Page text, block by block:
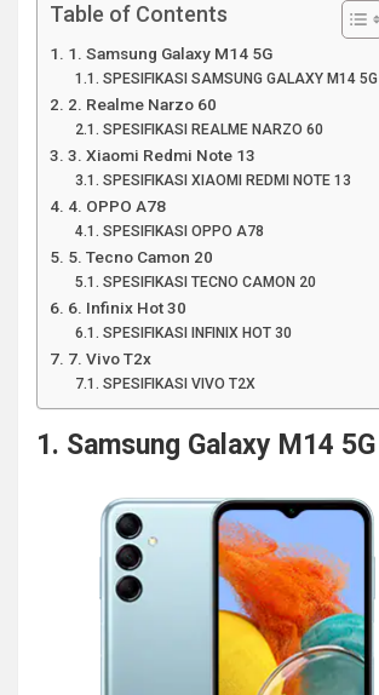
Table of Contents
1. Samsung Galaxy M14 5G
SPESIFIKASI SAMSUNG GALAXY M14 5G
2. Realme Narzo 60
SPESIFIKASI REALME NARZO 60
3. Xiaomi Redmi Note 13
SPESIFIKASI XIAOMI REDMI NOTE 13
4. OPPO A78
SPESIFIKASI OPPO A78
5. Tecno Camon 20
SPESIFIKASI TECNO CAMON 20
6. Infinix Hot 30
SPESIFIKASI INFINIX HOT 30
7. Vivo T2x
SPESIFIKASI VIVO T2X
1. Samsung Galaxy M14 5G